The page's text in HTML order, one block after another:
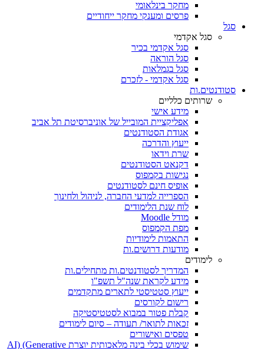
מחקר בינלאומי
פרסים ומענקי מחקר ייחודיים
סגל
סגל אקדמי
סגל אקדמי בכיר
סגל הוראה
סגל בגמלאות
סגל אקדמי - לזכרם
סטודנטים.ות
שרותים כלליים
מידע אישי
אפליקציית המובייל של אוניברסיטת תל אביב
אגודת הסטודנטים
ייעוץ והדרכה
שרת וידאו
דקנאט הסטודנטים
נגישות בקמפוס
אופיס חינם לסטודנטים
הספרייה למדעי החברה, לניהול ולחינוך
לוח שנת הלימודים
מודל Moodle
מפת הקמפוס
התאמות לימודיות
מודעות דרושים.ות
לימודים
המדריך לסטודנטים.ות מתחילים.ות
מידע לקראת שנה"ל תשפ"ו
ייעוץ סטטיסטי לתארים מתקדמים
רישום לקורסים
קבלת פטור במבוא לסטטיסטיקה
זכאות לתואר/ תעודה – סיום לימודים
טפסים ואישורים
שימוש בכלי בינה מלאכותית יוצרת AI) (Generative